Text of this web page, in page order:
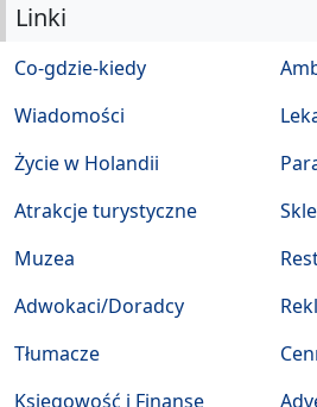
Linki
Co-gdzie-kiedy
Wiadomości
Życie w Holandii
Atrakcje turystyczne
Muzea
Adwokaci/Doradcy
Tłumacze
Księgowość i Finanse